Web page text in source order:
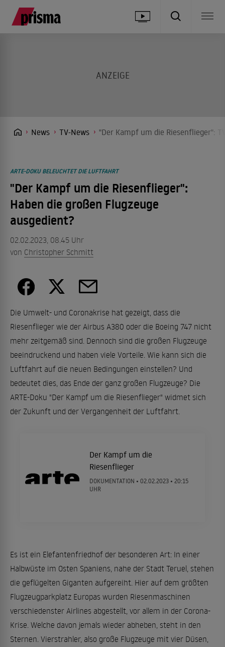
News TV-News "Der Kampf um die Riesenflieger":
ARTE-DOKU BELEUCHTET DIE LUFTFAHRT
"Der Kampf um die Riesenflieger":
Haben die großen Flugzeuge
ausgedient?
02.02.2023, 08.45 Uhr
von Christopher Schmitt
Die Umwelt- und Coronakrise hat gezeigt, dass die
Riesenflieger wie der Airbus A380 oder die Boeing 747 nicht
mehr zeitgemäß sind. Dennoch sind die großen Flugzeuge
beeindruckend und haben viele Vorteile. Wie kann sich die
Luftfahrt auf die neuen Bedingungen einstellen? Und
bedeutet dies, das Ende der ganz großen Flugzeuge? Die
ARTE-Doku "Der Kampf um die Riesenflieger" widmet sich
der Zukunft und der Vergangenheit der Luftfahrt.
Der Kampf um die
Riesenflieger
DOKUMENTATION • 02.02.2023• 20:15
UHR
Es ist ein Elefantenfriedhof der besonderen Art: In einer
Halbwüste im Osten Spaniens, nahe der Stadt Teruel, stehen
die geflügelten Giganten aufgereiht. Hier auf dem größten
Flugzeugparkplatz Europas wurden Riesenmaschinen
verschiedenster Airlines abgestellt, vor allem in der Corona-
Krise. Welche davon jemals wieder abheben, steht in den
Sternen. Vierstrahler, also große Flugzeuge mit vier Düsen,